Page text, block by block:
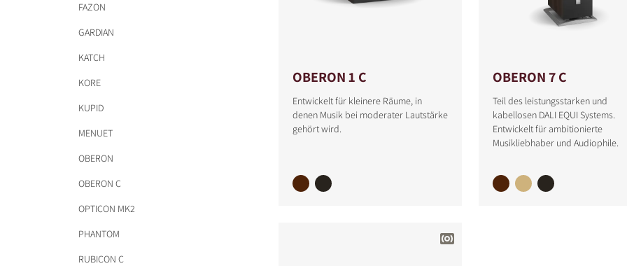
FAZON
GARDIAN
KATCH
KORE
KUPID
MENUET
OBERON
OBERON C
OPTICON MK2
PHANTOM
RUBICON C
OBERON 1 C
Entwickelt für kleinere Räume, in
denen Musik bei moderater Lautstärke
gehört wird.
OBERON 7 C
Teil des leistungsstarken und
kabellosen DALI EQUI Systems.
Entwickelt für ambitionierte
Musikliebhaber und Audiophile.